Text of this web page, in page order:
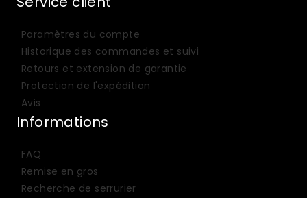
Paramètres du compte
Historique des commandes et suivi
Retours et extension de garantie
Protection de l'expédition
Avis
Informations
FAQ
Remise en gros
Recherche de serrurier